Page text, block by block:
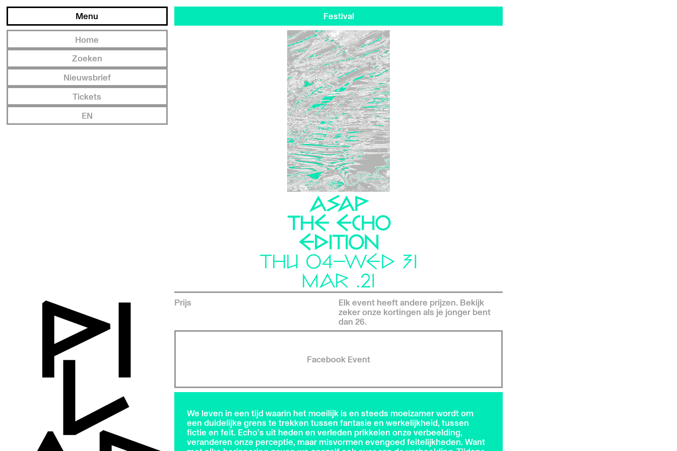
Menu
Home
Zoeken
Nieuwsbrief
Tickets
EN
Festival
ASAP
THE ECHO
EDITION
THU 04—WED 31
MAR .21
Prijs Elk event heeft andere prijzen. Bekijk
zeker onze kortingen als je jonger bent
dan 26.
Facebook Event
We leven in een tijd waarin het moeilijk is en steeds moeizamer wordt om
een duidelijke grens te trekken tussen fantasie en werkelijkheid, tussen
fictie en feit. Echo’s uit heden en verleden prikkelen onze verbeelding,
veranderen onze perceptie, maar misvormen evengoed feitelijkheden. Want